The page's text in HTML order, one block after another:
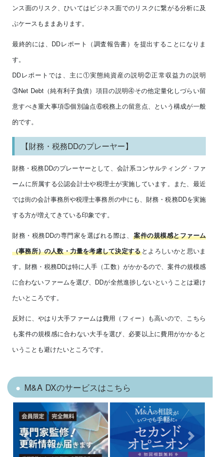
ンス面のリスク、ひいてはビジネス面でのリスクに繋がる分析に及
ぶケースもままあります。
最終的には、DDレポート（調査報告書）を提出することになりま
す。
DDレポートでは、主に①実態純資産の説明②正常収益力の説明
③Net Debt（純有利子負債）項目の説明④その他定量化しづらい留
意すべき重大事項⑤個別論点⑥税務上の留意点、という構成が一般
的です。
【財務・税務DDのプレーヤー】
財務・税務DDのプレーヤーとして、会計系コンサルティング・ファ
ームに所属する公認会計士や税理士が実施しています。また、最近
では街の会計事務所や税理士事務所の中にも、財務・税務DDを実施
する方が増えてきている印象です。
財務・税務DDの専門家を選ばれる際は、
案件の規模感とファーム
（事務所）の人数・力量を考慮して決定する とよろしいかと思いま
す。財務・税務DDは特に人手（工数）がかかるので、案件の規模感
に合わないファームを選び、DDが全然進捗しないということは避け
たいところです。
反対に、やはり大手ファームは費用（フィー）も高いので、こちら
も案件の規模感に合わない大手を選び、必要以上に費用がかかると
いうことも避けたいところです。
M&A DXのサービスはこちら
Previous Next